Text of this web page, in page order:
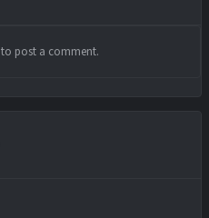
to post a comment.